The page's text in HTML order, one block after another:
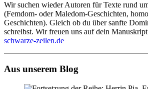
Wir suchen wieder Autoren für Texte rund
(Femdom- oder Maledom-Geschichten,
Geschichten). Gleich ob du über sanfte
schreibst. Wir freuen uns auf dein
schwarze-zeilen.de
Aus unserem Blog